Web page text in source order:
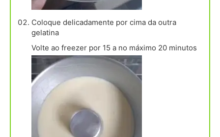
Coloque delicadamente por cima da outra
gelatina
Volte ao freezer por 15 a no máximo 20 minutos